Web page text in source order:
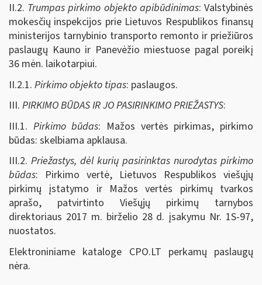
II.2. Trumpas pirkimo objekto apibūdinimas: Valstybinės
mokesčių inspekcijos prie Lietuvos Respublikos finansų
ministerijos tarnybinio transporto remonto ir priežiūros
paslaugų Kauno ir Panevėžio miestuose pagal poreikį
36 mėn. laikotarpiui.
II.2.1. Pirkimo objekto tipas: paslaugos.
III. PIRKIMO BŪDAS IR JO PASIRINKIMO PRIEŽASTYS:
III.1. Pirkimo būdas: Mažos vertės pirkimas, pirkimo
būdas: skelbiama apklausa.
III.2. Priežastys, dėl kurių pasirinktas nurodytas pirkimo
būdas: Pirkimo vertė, Lietuvos Respublikos viešųjų
pirkimų įstatymo ir Mažos vertės pirkimų tvarkos
aprašo, patvirtinto Viešųjų pirkimų tarnybos
direktoriaus 2017 m. birželio 28 d. įsakymu Nr. 1S-97,
nuostatos.
Elektroniniame kataloge CPO.LT perkamų paslaugų
nėra.